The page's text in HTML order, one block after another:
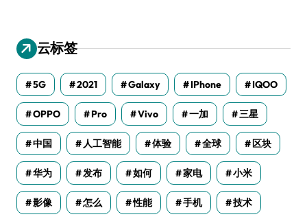
云标签
5G 2021 Galaxy IPhone IQOO
OPPO Pro Vivo 一加 三星
中国 人工智能 体验 全球 区块
华为 发布 如何 家电 小米
影像 怎么 性能 手机 技术